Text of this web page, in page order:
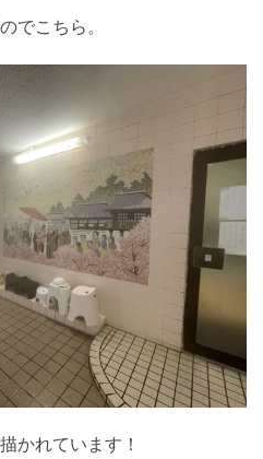
でこちら。
かれています！